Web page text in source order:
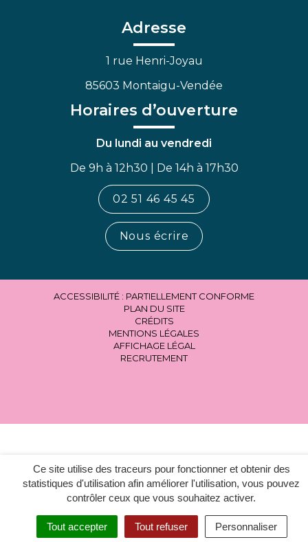
Ce site utilise des traceurs pour fonctionner et obtenir des
statistiques d'utilisation afin améliorer l'utilisation, vous pouvez
contrôler ceux que vous souhaitez activer.
Tout accepter Tout refuser Personnaliser
MENU RECHERCHER EN 1 CLIC ACCESSIBILITÉ
Facebook
Adresse
1 rue Henri-Joyau
85603 Montaigu-Vendée
Horaires d’ouverture
Du lundi au vendredi
De 9h à 12h30 | De 14h à 17h30
02 51 46 45 45
Nous écrire
ACCESSIBILITÉ : PARTIELLEMENT CONFORME
PLAN DU SITE
CRÉDITS
MENTIONS LÉGALES
AFFICHAGE LÉGAL
RECRUTEMENT